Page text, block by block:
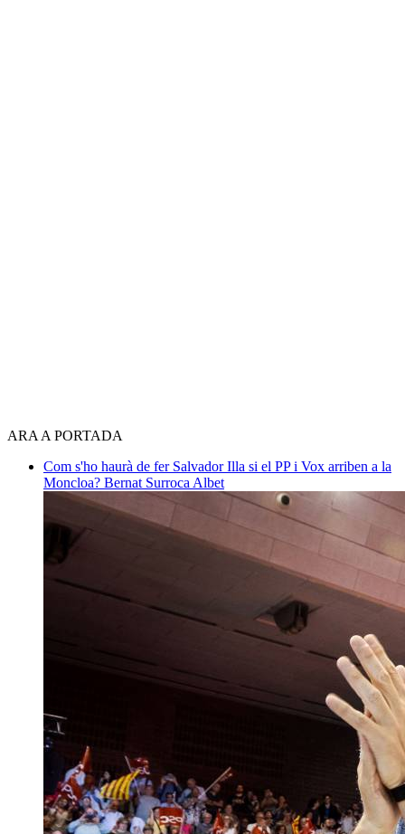
ARA A PORTADA
Com s'ho haurà de fer Salvador Illa si el PP i Vox arriben a la
Moncloa? Bernat Surroca Albet